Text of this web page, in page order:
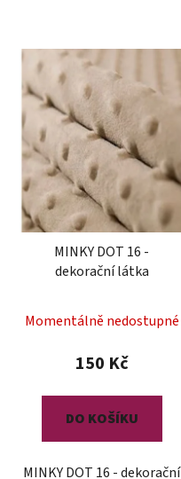
MINKY DOT 16 -
dekorační látka
Momentálně nedostupné
150 Kč
DO KOŠÍKU
MINKY DOT 16 - dekorační